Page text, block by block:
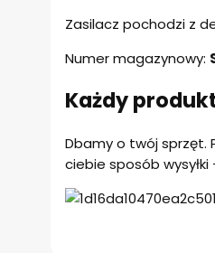
Zasilacz pochodzi z
Numer magazynowy:
Każdy
Dbamy o twój sprzęt.
ciebie sposób